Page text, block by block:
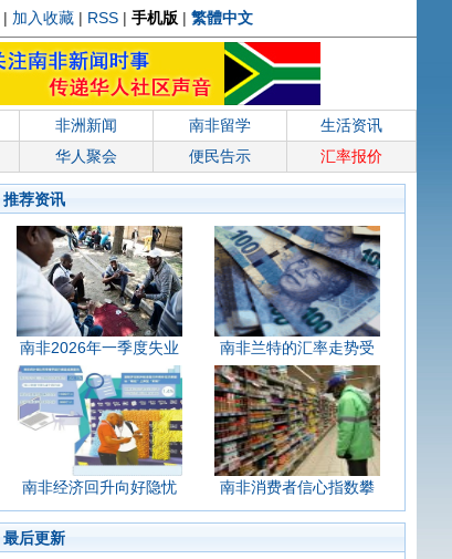
| 加入收藏 | RSS | 手机版 | 繁體中文
非洲新闻 南非留学
生活资讯
华人聚会 便民告示 汇率报价
推荐资讯
南非2026年一季度失业 南非兰特的汇率走势受
南非经济回升向好隐忧 南非消费者信心指数攀
最后更新